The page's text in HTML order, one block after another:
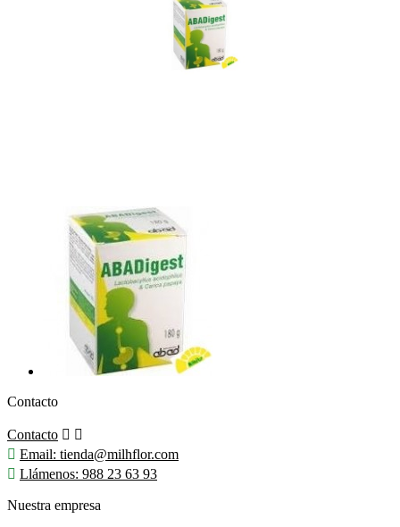
Contacto
Contacto  
 Email: tienda@milhflor.com
 Llámenos: 988 23 63 93
Nuestra empresa